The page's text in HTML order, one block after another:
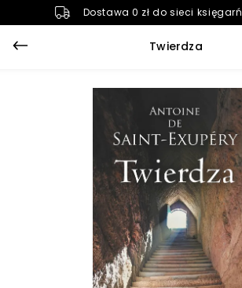
Dostawa 0 zł do sieci księgarń
Twierdza